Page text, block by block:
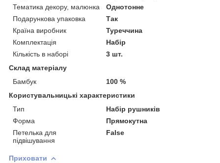
Тематика декору, малюнка
Однотонне
Подарункова упаковка
Так
Країна виробник
Туреччина
Комплектація
Набір
Кількість в наборі
3 шт.
Склад матеріалу
Бамбук
100 %
Користувальницькі характеристики
Тип
Набір рушників
Форма
Прямокутна
Петелька для
підвішування
False
Приховати